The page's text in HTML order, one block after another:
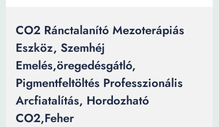
CO2 Ránctalanító Mezoterápiás
Eszköz, Szemhéj
Emelés,öregedésgátló,
Pigmentfeltöltés Professzionális
Arcfiatalítás, Hordozható
CO2,Feher